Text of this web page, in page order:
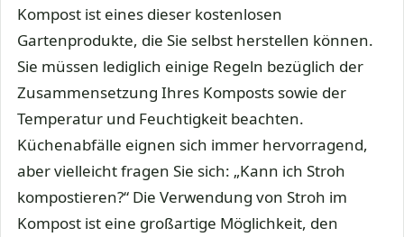
Kompost ist eines dieser kostenlosen
Gartenprodukte, die Sie selbst herstellen können.
Sie müssen lediglich einige Regeln bezüglich der
Zusammensetzung Ihres Komposts sowie der
Temperatur und Feuchtigkeit beachten.
Küchenabfälle eignen sich immer hervorragend,
aber vielleicht fragen Sie sich: „Kann ich Stroh
kompostieren?“ Die Verwendung von Stroh im
Kompost ist eine großartige Möglichkeit, den